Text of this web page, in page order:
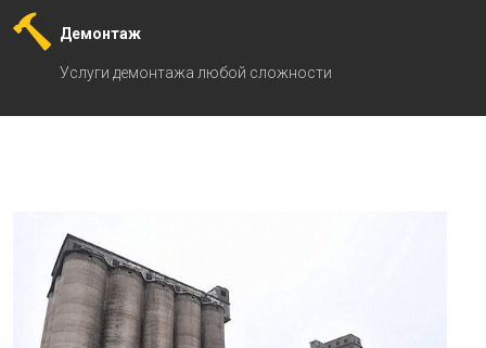
Демонтаж
Услуги демонтажа любой сложности